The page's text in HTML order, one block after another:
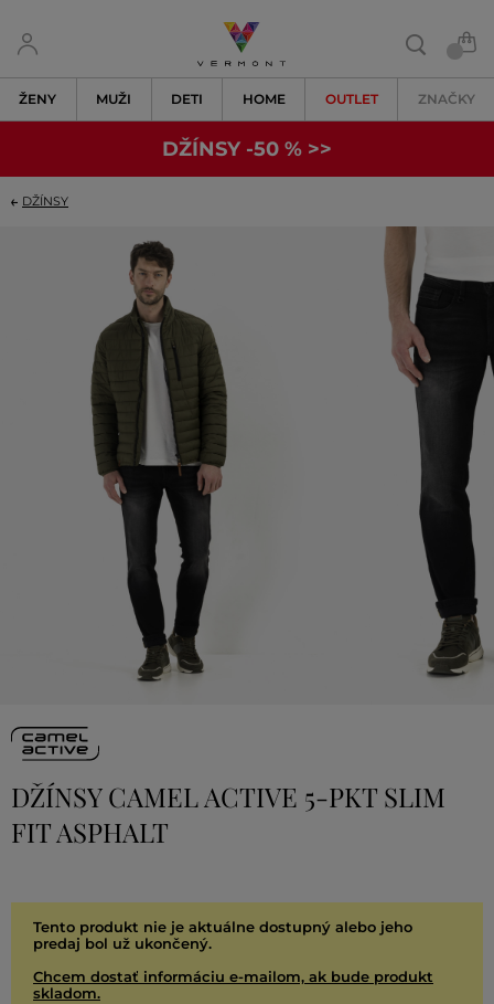
ŽENY MUŽI DETI HOME OUTLET ZNAČKY
DŽÍNSY -50 % >>
DŽÍNSY
DŽÍNSY CAMEL ACTIVE 5-PKT SLIM
FIT ASPHALT
Tento produkt nie je aktuálne dostupný alebo jeho
predaj bol už ukončený.
Chcem dostať informáciu e-mailom, ak bude produkt
skladom.